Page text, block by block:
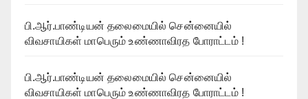
பி.ஆர்.பாண்டியன் தலைமையில் சென்னையில்
விவசாயிகள் மாபெரும் உண்ணாவிரத போராட்டம் !
பி.ஆர்.பாண்டியன் தலைமையில் சென்னையில்
விவசாயிகள் மாபெரும் உண்ணாவிரத போராட்டம் !